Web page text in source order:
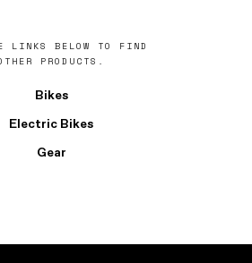
LINKS BELOW TO FIND
PRODUCTS.
Bikes
Electric Bikes
Gear